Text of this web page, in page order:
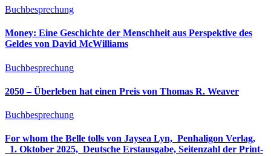
Buchbesprechung
Money: Eine Geschichte der Menschheit aus Perspektive des
Geldes von David McWilliams
Buchbesprechung
2050 – Überleben hat einen Preis von Thomas R. Weaver
Buchbesprechung
For whom the Belle tolls von Jaysea Lyn, ‎ Penhaligon Verlag,
‎ 1. Oktober 2025, ‎ Deutsche Erstausgabe, Seitenzahl der Print-